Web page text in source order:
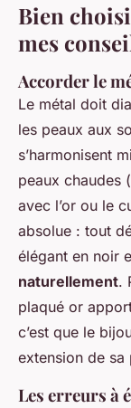
Bien
mes
Accorder le
Le métal doit
les peaux aux
s’harmonisent
peaux chaudes
avec l’or ou le
absolue : tout
élégant en noir
naturellement.
plaqué or
c’est que le
extension de sa
Les erreurs à